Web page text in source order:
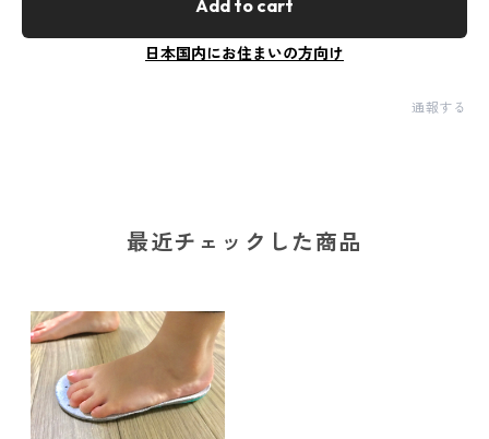
Add to cart
日本国内にお住まいの方向け
通報する
最近チェックした商品